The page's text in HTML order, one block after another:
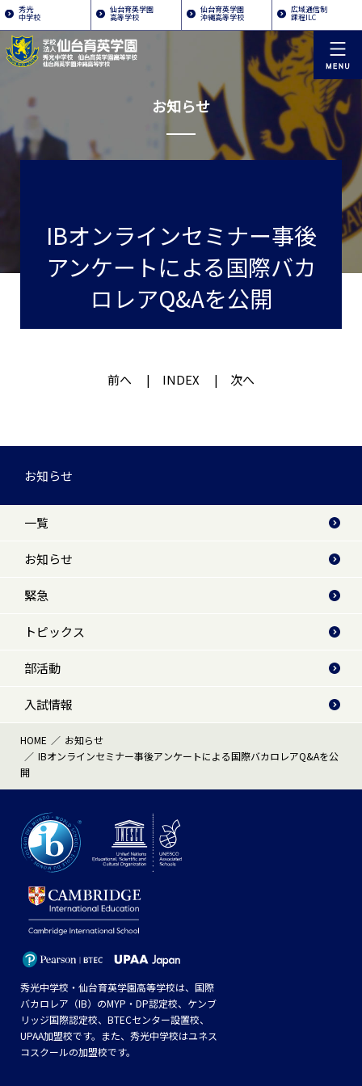
秀光
中学校
仙台育英学園
高等学校
仙台育英学園
沖縄高等学校
広域通信制
課程ILC
お知らせ
IBオンラインセミナー事後
アンケートによる国際バカ
ロレアQ&Aを公開
前へ INDEX 次へ
お知らせ
一覧
お知らせ
緊急
トピックス
部活動
入試情報
HOME
お知らせ
IBオンラインセミナー事後アンケートによる国際バカロレアQ&Aを公
開
秀光中学校・仙台育英学園高等学校は、国際
バカロレア（IB）のMYP・DP認定校、ケンブ
リッジ国際認定校、BTECセンター設置校、
UPAA加盟校です。また、秀光中学校はユネス
コスクールの加盟校です。